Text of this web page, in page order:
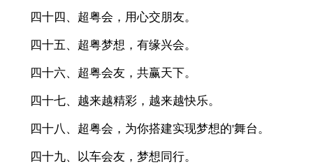
四十四、超粤会，用心交朋友。
四十五、超粤梦想，有缘兴会。
四十六、超粤会友，共赢天下。
四十七、越来越精彩，越来越快乐。
四十八、超粤会，为你搭建实现梦想的'舞台。
四十九、以车会友，梦想同行。